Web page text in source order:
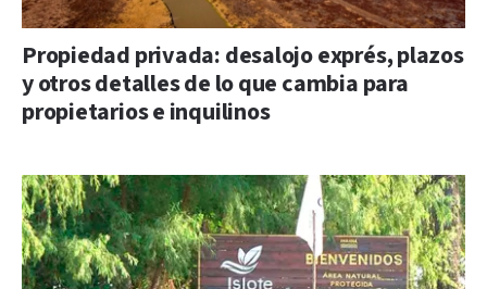
Propiedad privada: desalojo exprés, plazos
y otros detalles de lo que cambia para
propietarios e inquilinos